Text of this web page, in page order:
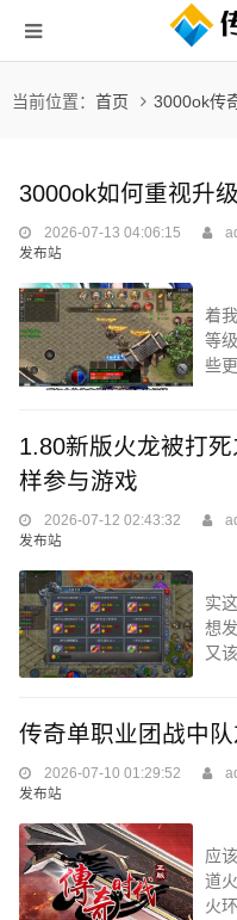
当前位置： 首页 3000ok传
3000ok如何重视升
2026-07-13 04:06:15
发布站
参
着
等
些
成
级
1.80新版火龙被打
样参与游戏
2026-07-12 02:43:32
发布站
参
实
想
又
快
跑
静
这
等
最
传奇单职业团战中
2026-07-10 01:29:52
发布站
在
应
道
火